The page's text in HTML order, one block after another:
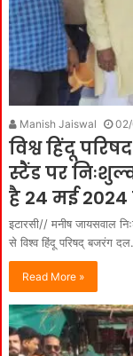
Manish Jaiswal
विश्व हिंदू
स्टैंड पर
है 24 मई 2024
इटारसी// मनीष जायसवाल
से विश्व हिंदू परिषद् बजरंग
Read More »